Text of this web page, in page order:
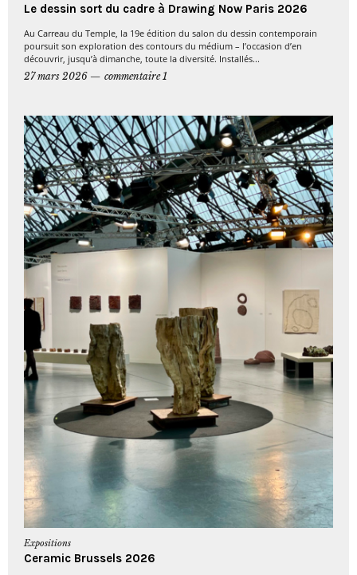
Le dessin sort du cadre à Drawing Now Paris 2026
Au Carreau du Temple, la 19e édition du salon du dessin contemporain
poursuit son exploration des contours du médium – l’occasion d’en
découvrir, jusqu’à dimanche, toute la diversité. Installés...
27 mars 2026
commentaire 1
Expositions
Ceramic Brussels 2026